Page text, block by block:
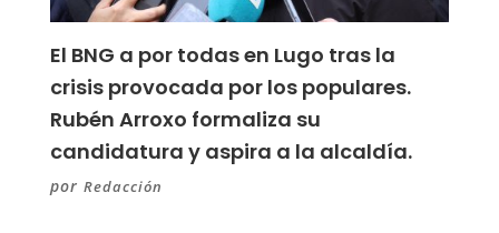
El BNG a por todas en Lugo tras la
crisis provocada por los populares.
Rubén Arroxo formaliza su
candidatura y aspira a la alcaldía.
por Redacción